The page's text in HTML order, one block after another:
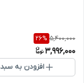
5,400,000
26%
3,996,000
افزودن به سبد